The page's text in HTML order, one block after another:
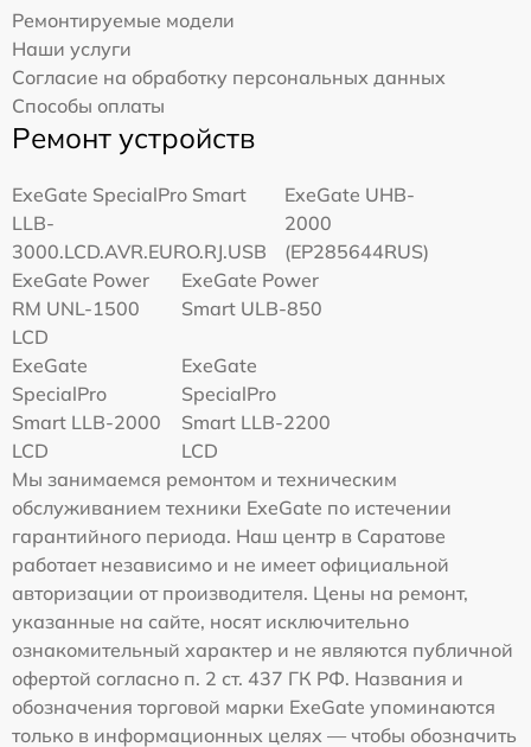
Ремонтируемые модели
Наши услуги
Согласие на обработку персональных данных
Способы оплаты
Ремонт устройств
ExeGate SpecialPro Smart
LLB-
3000.LCD.AVR.EURO.RJ.USB
ExeGate UHB-
2000
(EP285644RUS)
ExeGate Power
RM UNL-1500
LCD
ExeGate Power
Smart ULB-850
ExeGate
SpecialPro
Smart LLB-2000
LCD
ExeGate
SpecialPro
Smart LLB-2200
LCD
Мы занимаемся ремонтом и техническим
обслуживанием техники ExeGate по истечении
гарантийного периода. Наш центр в Саратове
работает независимо и не имеет официальной
авторизации от производителя. Цены на ремонт,
указанные на сайте, носят исключительно
ознакомительный характер и не являются публичной
офертой согласно п. 2 ст. 437 ГК РФ. Названия и
обозначения торговой марки ExeGate упоминаются
только в информационных целях — чтобы обозначить